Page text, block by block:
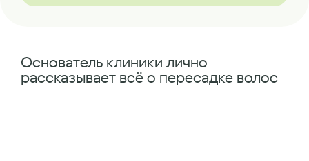
Основатель клиники лично
рассказывает всё о пересадке волос